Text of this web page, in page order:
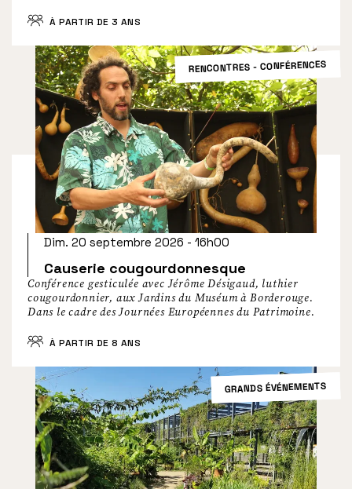
À PARTIR DE 3 ANS
Causerie cougourdonnesque
Dim. 20 septembre 2026 - 16h00
Conférence gesticulée avec Jérôme Désigaud, luthier
cougourdonnier, aux Jardins du Muséum à Borderouge.
Dans le cadre des Journées Européennes du Patrimoine.
À PARTIR DE 8 ANS
RENCONTRES - CONFÉRENCES
GRANDS ÉVÉNEMENTS